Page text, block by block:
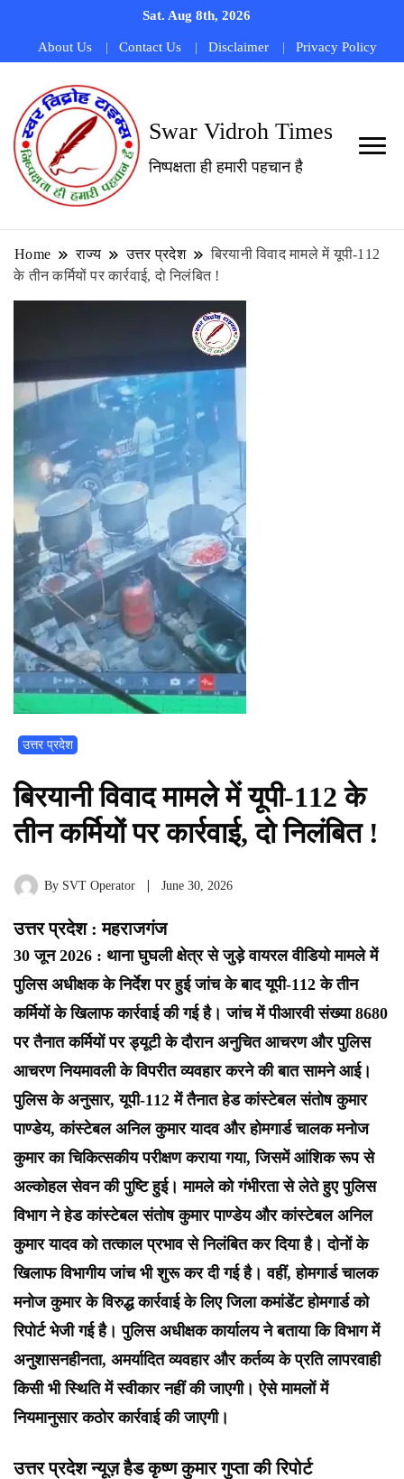
Sat. Aug 8th, 2026
About Us Contact Us Disclaimer Privacy Policy
Swar Vidroh Times
निष्पक्षता ही हमारी पहचान है
Home राज्य उत्तर प्रदेश
बिरयानी विवाद मामले में यूपी-112
के तीन कर्मियों पर कार्रवाई, दो निलंबित !
उत्तर प्रदेश
बिरयानी विवाद मामले में यूपी-112 के
तीन कर्मियों पर कार्रवाई, दो निलंबित !
By SVT Operator June 30, 2026
उत्तर प्रदेश : महराजगंज
30 जून 2026 : थाना घुघली क्षेत्र से जुड़े वायरल वीडियो मामले में
पुलिस अधीक्षक के निर्देश पर हुई जांच के बाद यूपी-112 के तीन
कर्मियों के खिलाफ कार्रवाई की गई है। जांच में पीआरवी संख्या 8680
पर तैनात कर्मियों पर ड्यूटी के दौरान अनुचित आचरण और पुलिस
आचरण नियमावली के विपरीत व्यवहार करने की बात सामने आई।
पुलिस के अनुसार, यूपी-112 में तैनात हेड कांस्टेबल संतोष कुमार
पाण्डेय, कांस्टेबल अनिल कुमार यादव और होमगार्ड चालक मनोज
कुमार का चिकित्सकीय परीक्षण कराया गया, जिसमें आंशिक रूप से
अल्कोहल सेवन की पुष्टि हुई। मामले को गंभीरता से लेते हुए पुलिस
विभाग ने हेड कांस्टेबल संतोष कुमार पाण्डेय और कांस्टेबल अनिल
कुमार यादव को तत्काल प्रभाव से निलंबित कर दिया है। दोनों के
खिलाफ विभागीय जांच भी शुरू कर दी गई है। वहीं, होमगार्ड चालक
मनोज कुमार के विरुद्ध कार्रवाई के लिए जिला कमांडेंट होमगार्ड को
रिपोर्ट भेजी गई है। पुलिस अधीक्षक कार्यालय ने बताया कि विभाग में
अनुशासनहीनता, अमर्यादित व्यवहार और कर्तव्य के प्रति लापरवाही
किसी भी स्थिति में स्वीकार नहीं की जाएगी। ऐसे मामलों में
नियमानुसार कठोर कार्रवाई की जाएगी।
उत्तर प्रदेश न्यूज़ हैड कृष्ण कुमार गुप्ता की रिपोर्ट